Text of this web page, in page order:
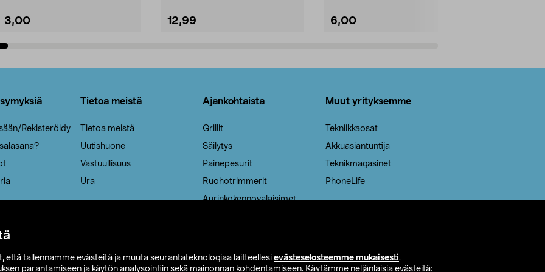
että tallennamme evästeitä ja muuta seurantateknologiaa laitteellesi evästeselosteemme mukaisesti.
parantamiseen ja käytön analysointiin sekä mainonnan kohdentamiseen. Käytämme neljänlaisia evästeitä:
3,00 12,99 6,00
Rekisteröidy
Tietoa meistä
Tietoa meistä
Uutishuone
Vastuullisuus
Ura
Ajankohtaista
Grillit
Säilytys
Painepesurit
Ruohotrimmerit
Aurinkokennovalaisimet
Muut yrityksemme
Tekniikkaosat
Akkuasiantuntija
Teknikmagasinet
PhoneLife